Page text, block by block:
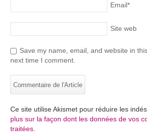
Email*
Site web
Save my name, email, and website in
next time I comment.
Ce site utilise Akismet pour réduire les
plus sur la façon dont les données de vos
traitées.